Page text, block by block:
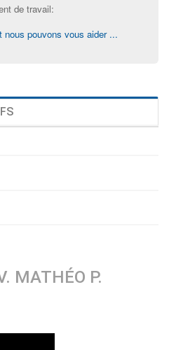
de travail:
nous pouvons vous aider ...
MATHÉO P.